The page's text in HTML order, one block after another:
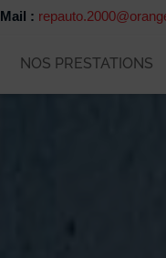
Mail :
NOS PRESTATIONS